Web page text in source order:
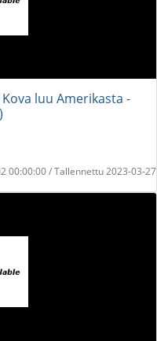
Kova luu Amerikasta -
00:00:00 / Tallennettu 2023-03-27